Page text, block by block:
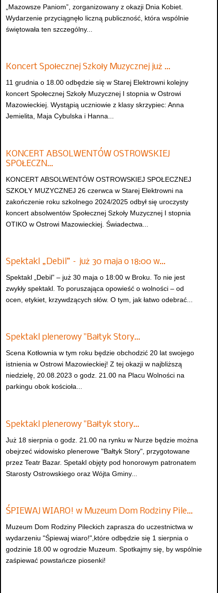
„Mazowsze Paniom”, zorganizowany z okazji Dnia Kobiet.
Wydarzenie przyciągnęło liczną publiczność, która wspólnie
świętowała ten szczególny...
Koncert Społecznej Szkoły Muzycznej już …
11 grudnia o 18.00 odbędzie się w Starej Elektrowni kolejny
koncert Społecznej Szkoły Muzycznej I stopnia w Ostrowi
Mazowieckiej. Wystąpią uczniowie z klasy skrzypiec: Anna
Jemielita, Maja Cybulska i Hanna...
KONCERT ABSOLWENTÓW OSTROWSKIEJ
SPOŁECZN…
KONCERT ABSOLWENTÓW OSTROWSKIEJ SPOŁECZNEJ
SZKOŁY MUZYCZNEJ 26 czerwca w Starej Elektrowni na
zakończenie roku szkolnego 2024/2025 odbył się uroczysty
koncert absolwentów Społecznej Szkoły Muzycznej I stopnia
OTIKO w Ostrowi Mazowieckiej. Świadectwa...
Spektakl „Debil” – już 30 maja o 18:00 w…
Spektakl „Debil” – już 30 maja o 18:00 w Broku. To nie jest
zwykły spektakl. To poruszająca opowieść o wolności – od
ocen, etykiet, krzywdzących słów. O tym, jak łatwo odebrać...
Spektakl plenerowy "Bałtyk Story…
Scena Kotłownia w tym roku będzie obchodzić 20 lat swojego
istnienia w Ostrowi Mazowieckiej! Z tej okazji w najbliższą
niedzielę, 20.08.2023 o godz. 21.00 na Placu Wolności na
parkingu obok kościoła...
Spektakl plenerowy "Bałtyk story…
Już 18 sierpnia o godz. 21.00 na rynku w Nurze będzie można
obejrzeć widowisko plenerowe "Bałtyk Story", przygotowane
przez Teatr Bazar. Spetakl objęty pod honorowym patronatem
Starosty Ostrowskiego oraz Wójta Gminy...
ŚPIEWAJ WIARO! w Muzeum Dom Rodziny Pile…
Muzeum Dom Rodziny Pileckich zaprasza do uczestnictwa w
wydarzeniu "Śpiewaj wiaro!",które odbędzie się 1 sierpnia o
godzinie 18.00 w ogrodzie Muzeum. Spotkajmy się, by wspólnie
zaśpiewać powstańcze piosenki!